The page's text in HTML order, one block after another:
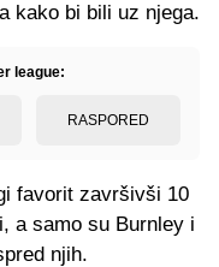
kako bi bili uz njega.
league:
RASPORED
favorit završivši 10
a samo su Burnley i
njih.